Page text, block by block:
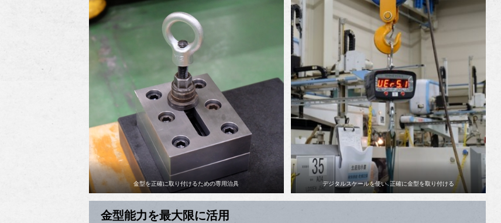
金型を正確に取り付けるための専用治具 デジタルスケールを使い、正確に金型を取り付ける
金型能力を最大限に活用